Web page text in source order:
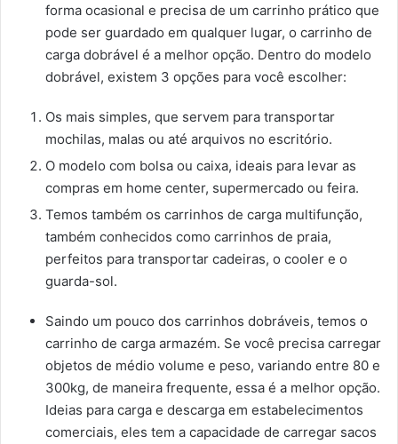
forma ocasional e precisa de um carrinho prático que
pode ser guardado em qualquer lugar, o carrinho de
carga dobrável é a melhor opção. Dentro do modelo
dobrável, existem 3 opções para você escolher:
Os mais simples, que servem para transportar
mochilas, malas ou até arquivos no escritório.
O modelo com bolsa ou caixa, ideais para levar as
compras em home center, supermercado ou feira.
Temos também os carrinhos de carga multifunção,
também conhecidos como carrinhos de praia,
perfeitos para transportar cadeiras, o cooler e o
guarda-sol.
Saindo um pouco dos carrinhos dobráveis, temos o
carrinho de carga armazém. Se você precisa carregar
objetos de médio volume e peso, variando entre 80 e
300kg, de maneira frequente, essa é a melhor opção.
Ideias para carga e descarga em estabelecimentos
comerciais, eles tem a capacidade de carregar sacos